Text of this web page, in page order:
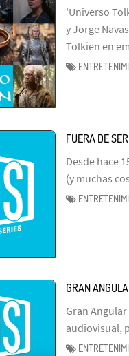
'Universo
y Jorge
Tolkien en
FUERA DE
Desde hace
(y muchas
GRAN
Gran
audiovisual,